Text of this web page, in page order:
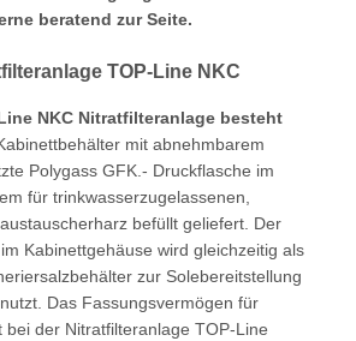
beratend zur Seite.
TOP-Line NKC
NKC Nitratfilteranlage besteht
mit abnehmbarem
Polygass GFK.- Druckflasche im
für trinkwasserzugelassenen,
befüllt geliefert. Der
Kabinettgehäuse wird gleichzeitig als
zur Solebereitstellung
Das Fassungsvermögen für
bei der Nitratfilteranlage TOP-Line